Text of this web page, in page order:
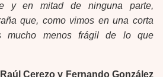
y en mitad de ninguna parte,
que, como vimos en una corta
mucho menos frágil de lo que
Raúl Cerezo y Fernando González